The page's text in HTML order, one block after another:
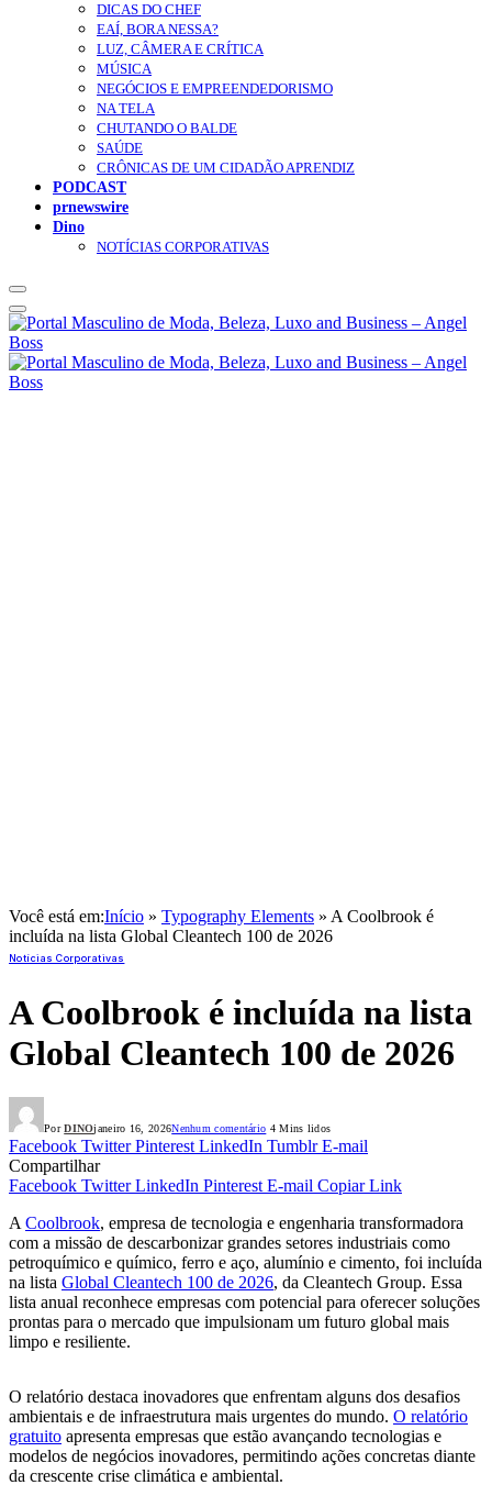
DICAS DO CHEF
EAÍ, BORA NESSA?
LUZ, CÂMERA E CRÍTICA
MÚSICA
NEGÓCIOS E EMPREENDEDORISMO
NA TELA
CHUTANDO O BALDE
SAÚDE
CRÔNICAS DE UM CIDADÃO APRENDIZ
PODCAST
prnewswire
Dino
NOTÍCIAS CORPORATIVAS
Você está em:Início » Typography Elements » A Coolbrook é
incluída na lista Global Cleantech 100 de 2026
Notícias Corporativas
A Coolbrook é incluída na lista
Global Cleantech 100 de 2026
Por DINOjaneiro 16, 2026Nenhum comentário 4 Mins lidos
Facebook Twitter Pinterest LinkedIn Tumblr E-mail
Compartilhar
Facebook Twitter LinkedIn Pinterest E-mail Copiar Link
A Coolbrook, empresa de tecnologia e engenharia transformadora
com a missão de descarbonizar grandes setores industriais como
petroquímico e químico, ferro e aço, alumínio e cimento, foi incluída
na lista Global Cleantech 100 de 2026, da Cleantech Group. Essa
lista anual reconhece empresas com potencial para oferecer soluções
prontas para o mercado que impulsionam um futuro global mais
limpo e resiliente.
O relatório destaca inovadores que enfrentam alguns dos desafios
ambientais e de infraestrutura mais urgentes do mundo. O relatório
gratuito apresenta empresas que estão avançando tecnologias e
modelos de negócios inovadores, permitindo ações concretas diante
da crescente crise climática e ambiental.